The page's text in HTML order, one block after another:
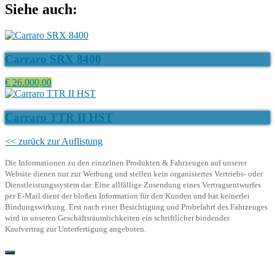
Siehe auch:
Carraro SRX 8400
€ 26.000,00
Carraro TTR II HST
<< zurück zur Auflistung
Die Informationen zu den einzelnen Produkten & Fahrzeugen auf unserer
Website dienen nur zur Werbung und stellen kein organisiertes Vertriebs- oder
Dienstleistungssystem dar. Eine allfällige Zusendung eines Vertragsentwurfes
per E-Mail dient der bloßen Information für den Kunden und hat keinerlei
Bindungswirkung. Erst nach einer Besichtigung und Probefahrt des Fahrzeuges
wird in unseren Geschäftsräumlichkeiten ein schriftlicher bindender
Kaufvertrag zur Unterfertigung angeboten.